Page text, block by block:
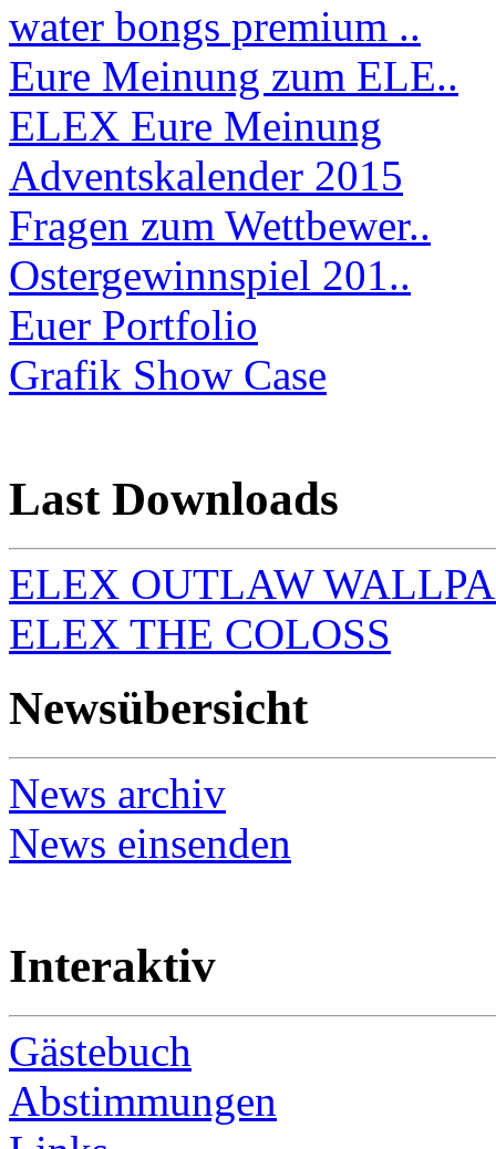
water bongs premium ..
Eure Meinung zum ELE..
ELEX Eure Meinung
Adventskalender 2015
Fragen zum Wettbewer..
Ostergewinnspiel 201..
Euer Portfolio
Grafik Show Case
Last Downloads
ELEX OUTLAW
ELEX THE COLOSS
Newsübersicht
News archiv
News einsenden
Interaktiv
Gästebuch
Abstimmungen